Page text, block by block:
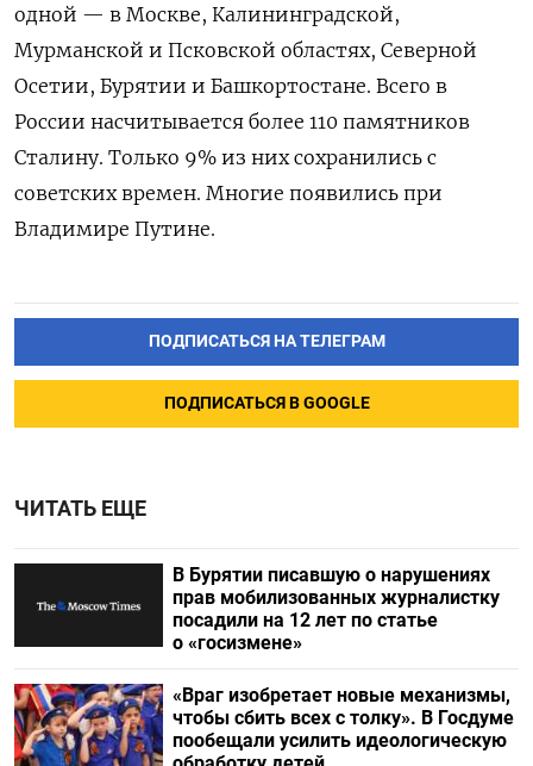
одной — в Москве, Калининградской,
Мурманской и Псковской областях, Северной
Осетии, Бурятии и Башкортостане. Всего в
России насчитывается более 110 памятников
Сталину. Только 9% из них сохранились с
советских времен. Многие появились при
Владимире Путине.
ПОДПИСАТЬСЯ НА ТЕЛЕГРАМ
ПОДПИСАТЬСЯ В GOOGLE
ЧИТАТЬ ЕЩЕ
В Бурятии писавшую о нарушениях
прав мобилизованных журналистку
посадили на 12 лет по статье
о «госизмене»
«Враг изобретает новые механизмы,
чтобы сбить всех с толку». В Госдуме
пообещали усилить идеологическую